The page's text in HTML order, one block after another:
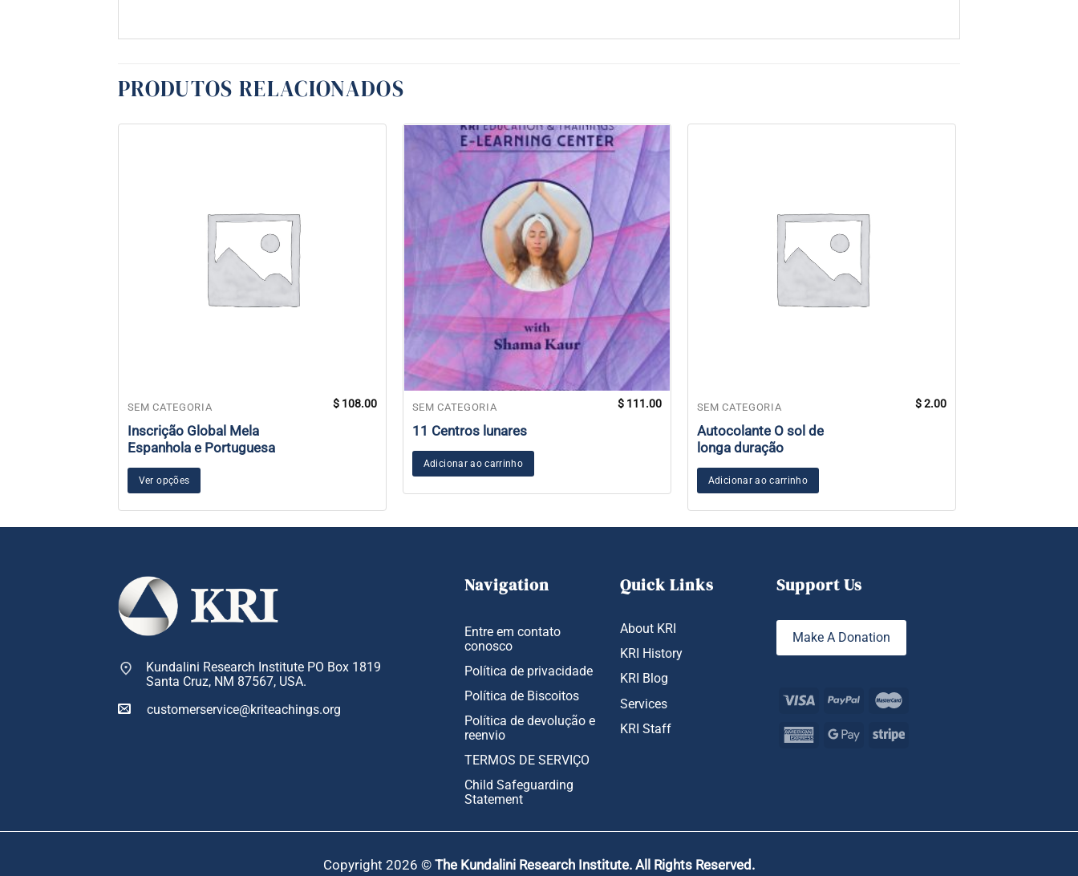
PRODUTOS RELACIONADOS
SEM CATEGORIA
Inscrição Global Mela
Espanhola e Portuguesa
$ 108.00
Ver opções
SEM CATEGORIA
11 Centros lunares
$ 111.00
Adicionar ao carrinho
SEM CATEGORIA
Autocolante O sol de
longa duração
$2.00
Adicionar ao carrinho
Kundalini Research Institute PO Box 1819
Santa Cruz, NM 87567, USA.
customerservice@kriteachings.org
Navigation
Entre em contato
conosco
Política de privacidade
Política de Biscoitos
Política de devolução e
reenvio
TERMOS DE SERVIÇO
Child Safeguarding
Statement
Quick Links
About KRI
KRI History
KRI Blog
Services
KRI Staff
Support Us
Make A Donation
Copyright 2026 © The Kundalini Research Institute. All Rights Reserved.